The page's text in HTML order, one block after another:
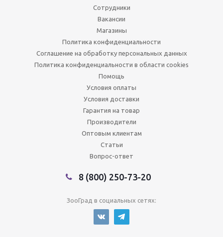
Сотрудники
Вакансии
Магазины
Политика конфиденциальности
Соглашение на обработку персональных данных
Политика конфиденциальности в области cookies
Помощь
Условия оплаты
Условия доставки
Гарантия на товар
Производители
Оптовым клиентам
Статьи
Вопрос-ответ
8 (800) 250-73-20
ЗооГрад в социальных сетях: